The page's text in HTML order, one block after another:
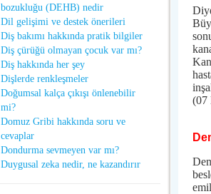
bozukluğu (DEHB) nedir
Dil gelişimi ve destek önerileri
Diş bakımı hakkında pratik bilgiler
Diş çürüğü olmayan çocuk var mı?
Diş hakkında her şey
Dişlerde renkleşmeler
Doğumsal kalça çıkışı önlenebilir
mi?
Domuz Gribi hakkında soru ve
cevaplar
Dondurma sevmeyen var mı?
Duygusal zeka nedir, ne kazandırır
(07